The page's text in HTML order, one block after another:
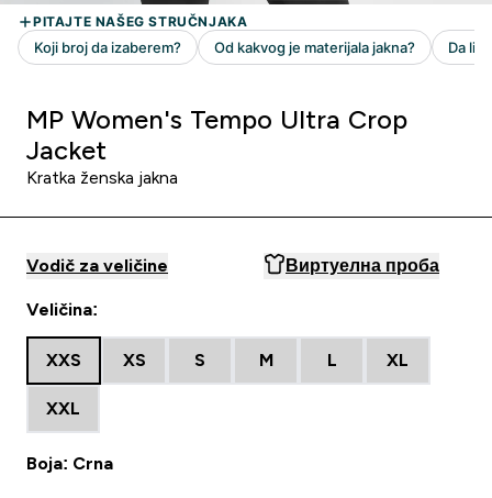
MP Women's Tempo Ultra Crop
Jacket
Kratka ženska jakna
Vodič za veličine Виртуелна проба
Veličina:
XXS XS S M L XL
XXL
Boja: Crna